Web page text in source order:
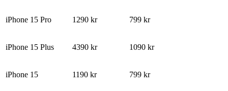
iPhone 15 Pro 1290 kr 799 kr
iPhone 15 Plus 4390 kr 1090 kr
iPhone 15 1190 kr 799 kr